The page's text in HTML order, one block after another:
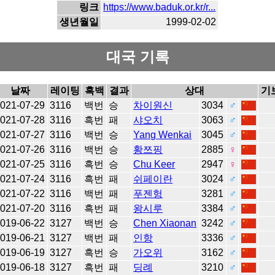
링크 https://www.baduk.or.kr/r...
생년월일
1999-02-02
대국 기록
날짜 레이팅 흑백 결과 상대
기
07-29 3116 백번 승 차이원신 3034
♂
07-28 3116 흑번 패 샤오치 3063
♂
07-27 3116 백번 승 Yang Wenkai 3045
♂
07-26 3116 백번 승 황쯔핑 2885
♀
07-25 3116 흑번 승 Chu Keer 2947
♀
07-24 3116 흑번 패 쉬페이란 3024
♂
07-22 3116 백번 패 푸젠헝 3281
♂
07-20 3116 흑번 패 왕시루 3384
♂
06-22 3127 백번 승 Chen Xiaonan 3242
♂
06-21 3127 백번 패 인항 3336
♂
06-19 3127 흑번 승 가오위 3162
♂
06-18 3127 흑번 패 딩례 3210
♂